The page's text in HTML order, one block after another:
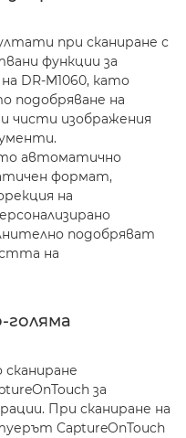
при сканиране с
функции за
DR-M1060, като
подобряване на
чисти изображения
автоматично
формат,
на
подобряват
на
голяма
сканиране
за
При сканиране на
CaptureOnTouch